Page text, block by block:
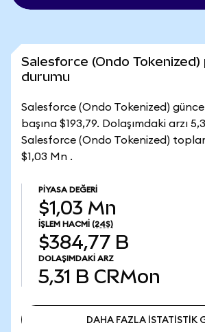
Salesforce (Ondo Tokenized)
durumu
Salesforce (Ondo Tokenized)
başına $193,79. Dolaşımdaki arzı
Salesforce (Ondo Tokenized)
$1,03 Mn .
PIYASA DEĞERI
$1,03 Mn
İŞLEM HACMI (24S)
$384,77 B
DOLAŞIMDAKI ARZ
5,31 B CRMon
DAHA FAZLA İSTATİSTİK